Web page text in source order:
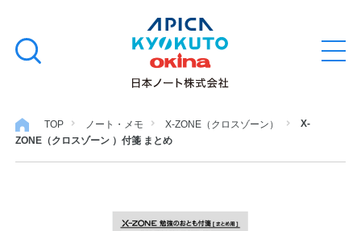
文
キ
ッ
検
る
ノート・メモ
ファイル・バインダー
TOP ノート・メモ X-ZONE（クロスゾーン）
X-
ZONE（クロスゾーン ）付箋 まとめ